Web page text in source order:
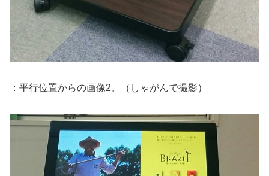
：平行位置からの画像2。（しゃがんで撮影）